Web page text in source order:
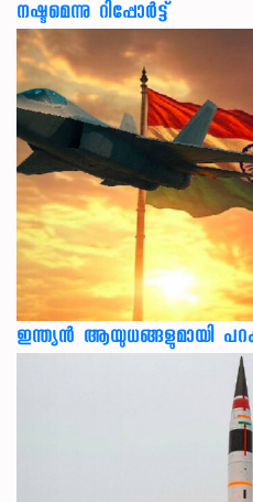
നഷ്ടമെന്നു റിപ്പോര്‍ട്ട്
ഇന്ത്യൻ ആയുധങ്ങളുമായി